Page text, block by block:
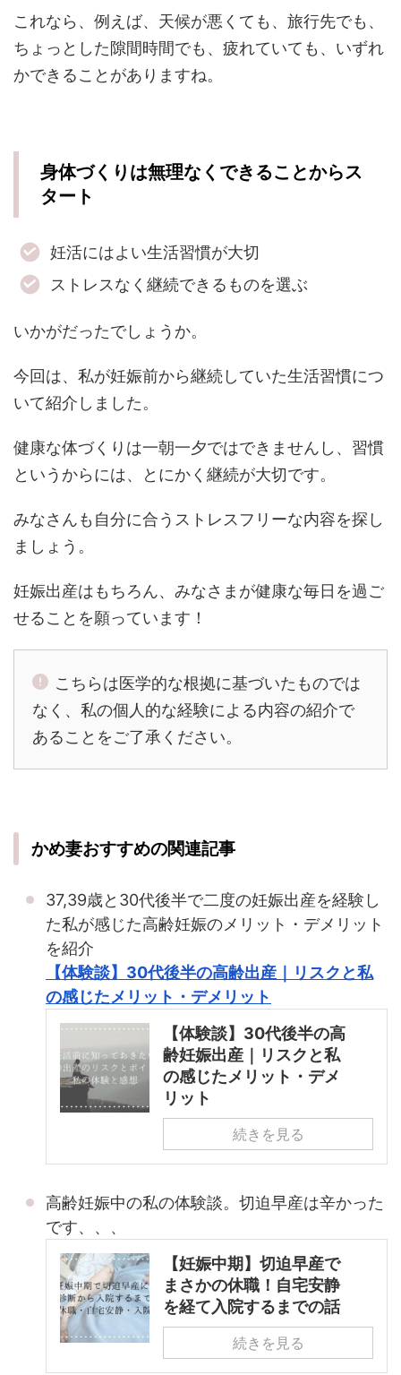
これなら、例えば、天候が悪くても、旅行先でも、
ちょっとした隙間時間でも、疲れていても、いずれ
かできることがありますね。
身体づくりは無理なくできることからス
タート
妊活にはよい生活習慣が大切
ストレスなく継続できるものを選ぶ
いかがだったでしょうか。
今回は、私が妊娠前から継続していた生活習慣につ
いて紹介しました。
健康な体づくりは一朝一夕ではできませんし、習慣
というからには、とにかく継続が大切です。
みなさんも自分に合うストレスフリーな内容を探し
ましょう。
妊娠出産はもちろん、みなさまが健康な毎日を過ご
せることを願っています！
こちらは医学的な根拠に基づいたものでは
なく、私の個人的な経験による内容の紹介で
あることをご了承ください。
かめ妻おすすめの関連記事
37,39歳と30代後半で二度の妊娠出産を経験し
た私が感じた高齢妊娠のメリット・デメリット
を紹介
【体験談】30代後半の高齢出産｜リスクと私
の感じたメリット・デメリット
【体験談】30代後半の高
齢妊娠出産｜リスクと私
の感じたメリット・デメ
リット
続きを見る
高齢妊娠中の私の体験談。切迫早産は辛かった
です、、、
【妊娠中期】切迫早産で
まさかの休職！自宅安静
を経て入院するまでの話
続きを見る